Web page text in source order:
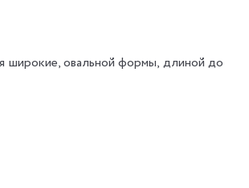
широкие, овальной формы, длиной до